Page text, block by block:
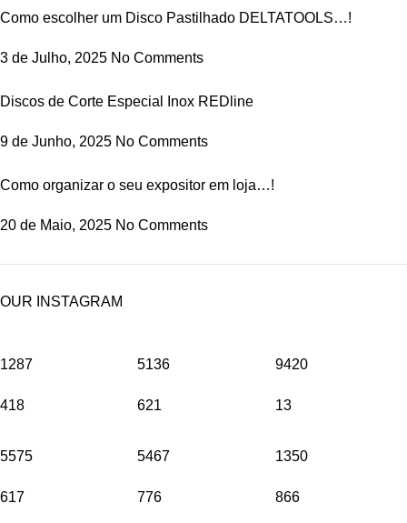
Como escolher um Disco Pastilhado DELTATOOLS…!
3 de Julho, 2025 No Comments
Discos de Corte Especial Inox REDline
9 de Junho, 2025 No Comments
Como organizar o seu expositor em loja…!
20 de Maio, 2025 No Comments
OUR INSTAGRAM
1287
418
5136
621
9420
13
5575
617
5467
776
1350
866